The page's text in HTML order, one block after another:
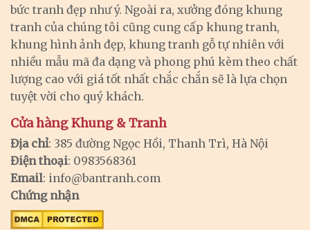
bức tranh đẹp như ý. Ngoài ra, xưởng đóng khung
tranh của chúng tôi cũng cung cấp khung tranh,
khung hình ảnh đẹp, khung tranh gỗ tự nhiên với
nhiều mẫu mã đa dạng và phong phú kèm theo chất
lượng cao với giá tốt nhất chắc chắn sẽ là lựa chọn
tuyệt vời cho quý khách.
Cửa hàng Khung & Tranh
Địa chỉ: 385 đường Ngọc Hồi, Thanh Trì, Hà Nội
Điện thoại: 0983568361
Email: info@bantranh.com
Chứng nhận